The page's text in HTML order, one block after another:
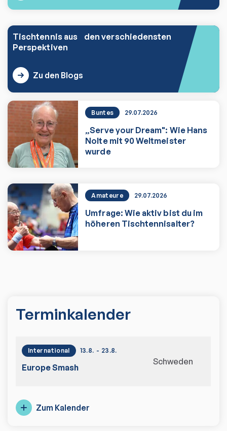
Tischtennis aus den verschiedensten
Perspektiven
Zu den Blogs
Buntes 29.07.2026
„Serve your Dream": Wie Hans
Nolte mit 90 Weltmeister
wurde
Amateure 29.07.2026
Umfrage: Wie aktiv bist du im
höheren Tischtennisalter?
Terminkalender
International 13.8. - 23.8.
Europe Smash
Schweden
Zum Kalender